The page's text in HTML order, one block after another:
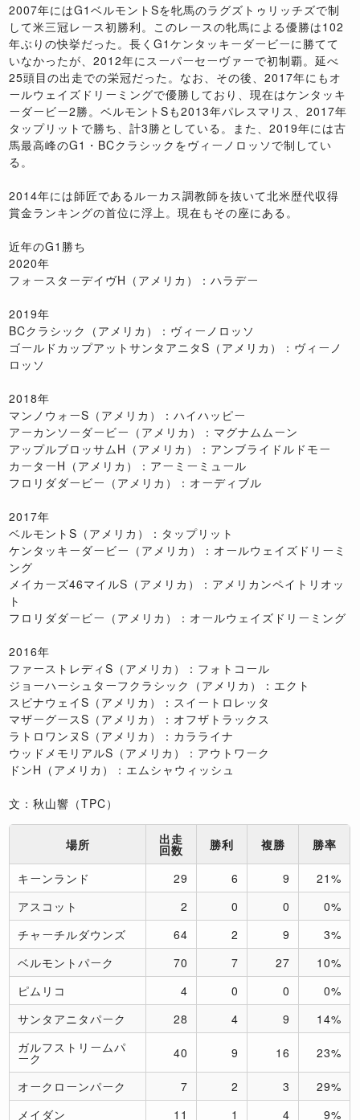
2007年にはG1ベルモントSを牝馬のラグズトゥリッチズで制
して米三冠レース初勝利。このレースの牝馬による優勝は102
年ぶりの快挙だった。長くG1ケンタッキーダービーに勝てて
いなかったが、2012年にスーパーセーヴァーで初制覇。延べ
25頭目の出走での栄冠だった。なお、その後、2017年にもオ
ールウェイズドリーミングで優勝しており、現在はケンタッキ
ーダービー2勝。ベルモントSも2013年パレスマリス、2017年
タップリットで勝ち、計3勝としている。また、2019年には古
馬最高峰のG1・BCクラシックをヴィーノロッソで制してい
る。
2014年には師匠であるルーカス調教師を抜いて北米歴代収得
賞金ランキングの首位に浮上。現在もその座にある。
近年のG1勝ち
2020年
フォースターデイヴH（アメリカ）：ハラデー
2019年
BCクラシック（アメリカ）：ヴィーノロッソ
ゴールドカップアットサンタアニタS（アメリカ）：ヴィーノ
ロッソ
2018年
マンノウォーS（アメリカ）：ハイハッピー
アーカンソーダービー（アメリカ）：マグナムムーン
アップルブロッサムH（アメリカ）：アンブライドルドモー
カーターH（アメリカ）：アーミーミュール
フロリダダービー（アメリカ）：オーディブル
2017年
ベルモントS（アメリカ）：タップリット
ケンタッキーダービー（アメリカ）：オールウェイズドリーミ
ング
メイカーズ46マイルS（アメリカ）：アメリカンペイトリオッ
ト
フロリダダービー（アメリカ）：オールウェイズドリーミング
2016年
ファーストレディS（アメリカ）：フォトコール
ジョーハーシュターフクラシック（アメリカ）：エクト
スピナウェイS（アメリカ）：スイートロレッタ
マザーグースS（アメリカ）：オフザトラックス
ラトロワンヌS（アメリカ）：カラライナ
ウッドメモリアルS（アメリカ）：アウトワーク
ドンH（アメリカ）：エムシャウィッシュ
文：秋山響（TPC）
場所 出走
回数 勝利 複勝 勝率
キーンランド 29 6 9
21%
アスコット
2 0 0
0%
チャーチルダウンズ
64 2 9
3%
ベルモントパーク
70 7 27
10%
ピムリコ
4 0 0
0%
サンタアニタパーク
28 4 9
14%
ガルフストリームパ
ーク 40 9 16 23%
オークローンパーク 7 2 3
29%
メイダン
11 1 4 9%